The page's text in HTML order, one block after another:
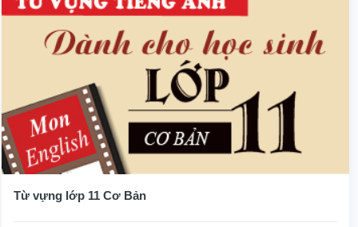
Từ vựng lớp 11 Cơ Bản